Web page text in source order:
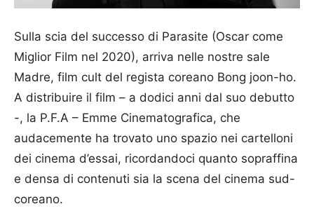
Sulla scia del successo di Parasite (Oscar come
Miglior Film nel 2020), arriva nelle nostre sale
Madre, film cult del regista coreano Bong joon-ho.
A distribuire il film – a dodici anni dal suo debutto
-, la P.F.A – Emme Cinematografica, che
audacemente ha trovato uno spazio nei cartelloni
dei cinema d’essai, ricordandoci quanto sopraffina
e densa di contenuti sia la scena del cinema sud-
coreano.